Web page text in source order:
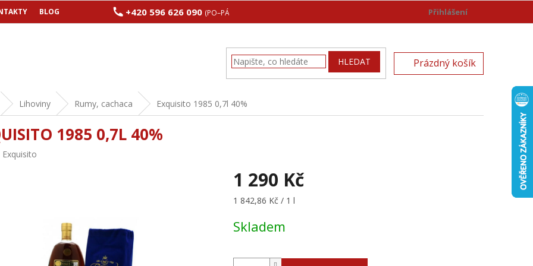
BLOG +420 596 626 090 (PO–PÁ 8:00–17:00) Přihlášení
HLEDAT
NÁKUPNÍ
KOŠÍK
Prázdný košík
Lihoviny Rumy, cachaca Exquisito 1985 0,7l 40%
1985 0,7L 40%
Exquisito
1 290 Kč
Měrná
1 842,86 Kč / 1 l
Skladem